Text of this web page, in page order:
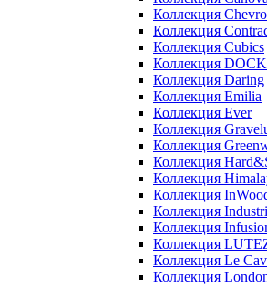
Коллекция
Коллекция
Коллекция Cubics
Коллекция
Коллекция Daring
Коллекция Emilia
Коллекция Ever
Коллекция
Коллекция
Коллекция
Коллекция
Коллекция
Коллекция
Коллекция
Коллекция
Коллекция Le
Коллекция